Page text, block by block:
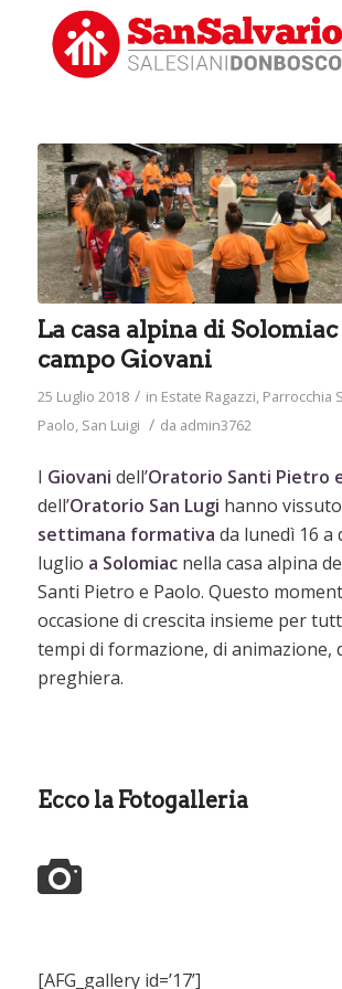
La casa alpina di
campo Giovani
25 Luglio 2018 / in Estate Ragazzi, Parrocchia
Paolo, San Luigi / da admin3762
I Giovani dell’Oratorio Santi Pietro
dell’Oratorio San Lugi hanno vissuto
settimana formativa da lunedì 16 a
luglio a Solomiacnella casa alpina
Santi Pietro e Paolo. Questo
occasione di crescita insieme per
tempi di formazione, di animazione,
preghiera.
Ecco la Fotogalleria
[AFG_gallery id=’17’]